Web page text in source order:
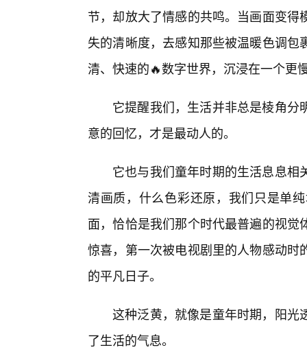
节，却放大了情感的共鸣。当画面变
失的清晰度，去感知那些被温暖色调
清、快速的🔥数字世界，沉浸在一个更
它提醒我们，生活并非总是棱角
意的回忆，才是最动人的。
它也与我们童年时期的生活息息
清画质，什么色彩还原，我们只是单
面，恰恰是我们那个时代最普遍的视
惊喜，第一次被电视剧里的人物感动
的平凡日子。
这种泛黄，就像是童年时期，阳光
了生活的气息。